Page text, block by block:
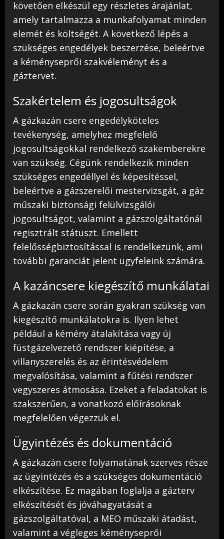
követően elkészül egy részletes árajánlat,
amely tartalmazza a munkafolyamat minden
elemét és költségét. A következő lépés a
szükséges engedélyek beszerzése, beleértve
a kéményseprői szakvéleményt és a
gáztervet.
Szakértelem és jogosultságok
A gázkazán csere engedélyköteles
tevékenység, amelyhez megfelelő
jogosultságokkal rendelkező szakemberekre
van szükség. Cégünk rendelkezik minden
szükséges engedéllyel és képesítéssel,
beleértve a gázszerelői mestervizsgát, a gáz
műszaki biztonsági felülvizsgálói
jogosultságot, valamint a gázszolgáltatónál
regisztrált státuszt. Emellett
felelősségbiztosítással is rendelkezünk, ami
további garanciát jelent ügyfeleink számára.
A kazáncsere kiegészítő munkálatai
A gázkazán csere során gyakran szükség van
kiegészítő munkálatokra is. Ilyen lehet
például a kémény átalakítása vagy új
füstgázelvezető rendszer kiépítése, a
villanyszerelés és az érintésvédelem
megvalósítása, valamint a fűtési rendszer
vegyszeres átmosása. Ezeket a feladatokat is
szakszerűen, a vonatkozó előírásoknak
megfelelően végezzük el.
Ügyintézés és dokumentáció
A gázkazán csere folyamatának szerves része
az ügyintézés és a szükséges dokumentáció
elkészítése. Ez magában foglalja a gázterv
elkészítését és jóváhagyatását a
gázszolgáltatóval, a MEO műszaki átadást,
valamint a végleges kéményseprői